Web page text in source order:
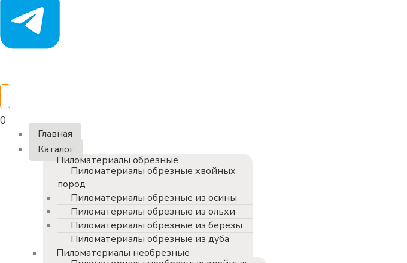
0
Главная
Каталог
Пиломатериалы обрезные
Пиломатериалы обрезные хвойных
пород
Пиломатериалы обрезные из осины
Пиломатериалы обрезные из ольхи
Пиломатериалы обрезные из березы
Пиломатериалы обрезные из дуба
Пиломатериалы необрезные